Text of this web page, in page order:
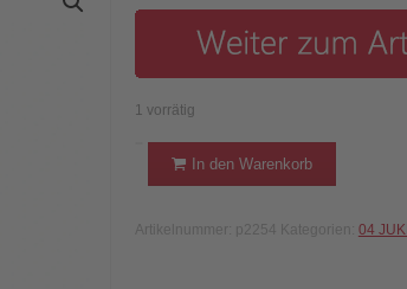
1 vorrätig
735
In den Warenkorb
Artikelnummer: p2254 Kategorien: 04 JUKI